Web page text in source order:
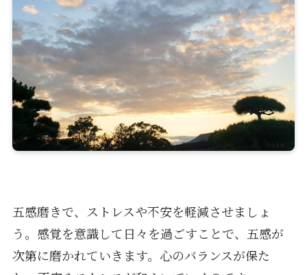
五感磨きで、ストレスや不安を軽減させましょ
う。感覚を意識して日々を過ごすことで、五感が
次第に磨かれていきます。心のバランスが保た